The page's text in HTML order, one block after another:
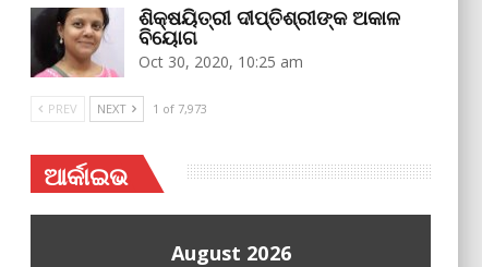
ଶିକ୍ଷୟିତ୍ରୀ ଦୀପ୍ତିଶ୍ରୀଙ୍କ ଅକାଳ
ବିୟୋଗ
Oct 30, 2020, 10:25 am
PREV NEXT 1 of 7,973
ଆର୍କାଇଭ
August 2026